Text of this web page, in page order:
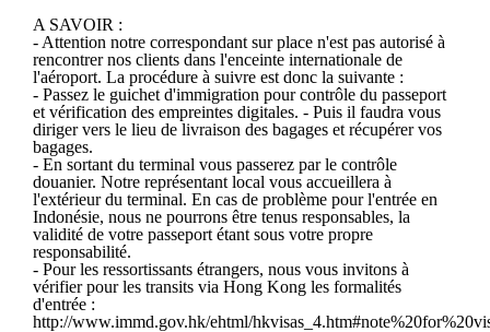
A SAVOIR :
- Attention notre correspondant sur place n'est pas autorisé à
rencontrer nos clients dans l'enceinte internationale de
l'aéroport. La procédure à suivre est donc la suivante :
- Passez le guichet d'immigration pour contrôle du passeport
et vérification des empreintes digitales. - Puis il faudra vous
diriger vers le lieu de livraison des bagages et récupérer vos
bagages.
- En sortant du terminal vous passerez par le contrôle
douanier. Notre représentant local vous accueillera à
l'extérieur du terminal. En cas de problème pour l'entrée en
Indonésie, nous ne pourrons être tenus responsables, la
validité de votre passeport étant sous votre propre
responsabilité.
- Pour les ressortissants étrangers, nous vous invitons à
vérifier pour les transits via Hong Kong les formalités
d'entrée :
http://www.immd.gov.hk/ehtml/